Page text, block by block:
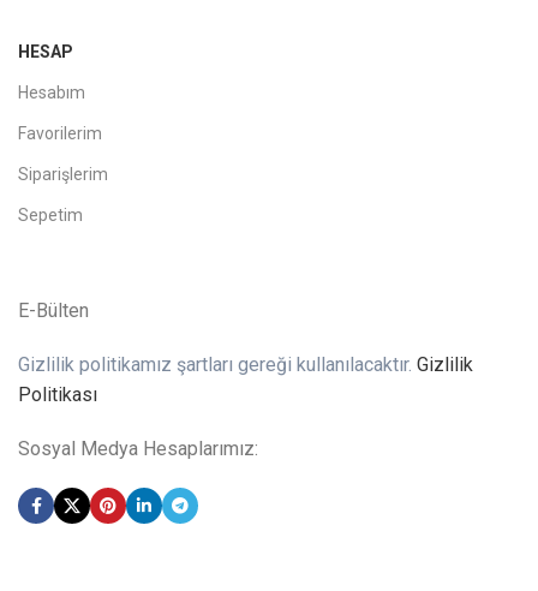
HESAP
Hesabım
Favorilerim
Siparişlerim
Sepetim
E-Bülten
Gizlilik politikamız şartları gereği kullanılacaktır. Gizlilik
Politikası
Sosyal Medya Hesaplarımız: